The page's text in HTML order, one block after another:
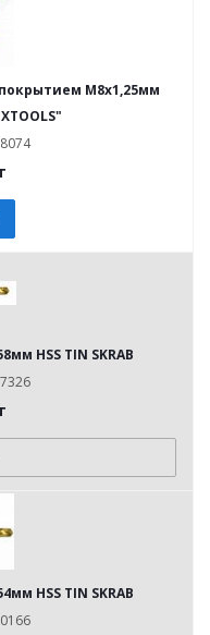
М8х1,25мм
HSS TIN SKRAB
HSS TIN SKRAB